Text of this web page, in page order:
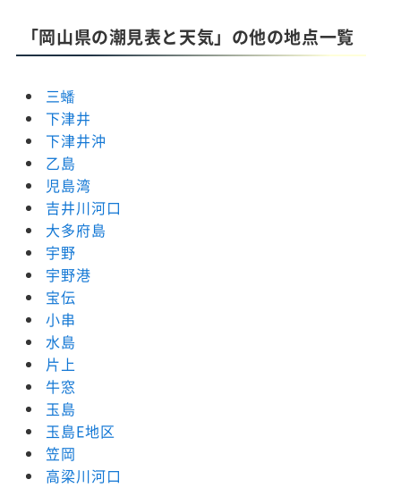
「岡山県の潮見表と天気」の他の地点一覧
三蟠
下津井
下津井沖
乙島
児島湾
吉井川河口
大多府島
宇野
宇野港
宝伝
小串
水島
片上
牛窓
玉島
玉島E地区
笠岡
高梁川河口